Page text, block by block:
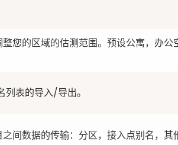
您的区域的估测范围。预设公寓，办公
表的导入/导出。
间数据的传输：分区，接入点别名，其